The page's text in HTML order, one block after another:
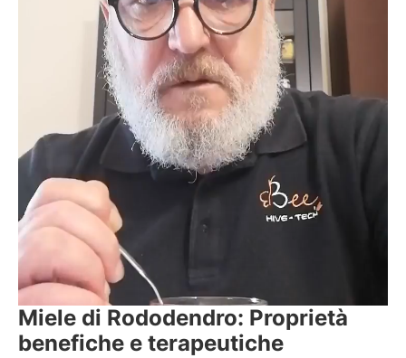
Miele di Rododendro: Proprietà
benefiche e terapeutiche